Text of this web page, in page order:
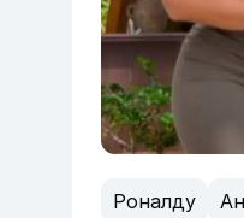
Роналду